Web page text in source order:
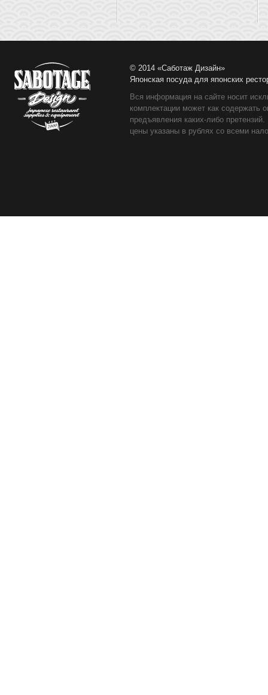
© 2014 «Саботаж Дизайн»
Японская посуда для японских
Вся информация на сайте носит
комплектации может как содержать
предъявления каких-либо
цены указаны в рублях со всеми